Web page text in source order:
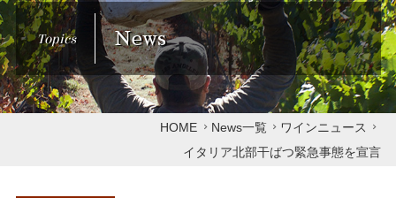
Topics News
HOME News一覧
ワインニュース
イタリア北部干ばつ緊急事態を宣言